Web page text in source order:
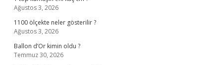
Ağustos 3, 2026
1100 ölçekte neler gösterilir ?
Ağustos 3, 2026
Ballon d’Or kimin oldu ?
Temmuz 30, 2026